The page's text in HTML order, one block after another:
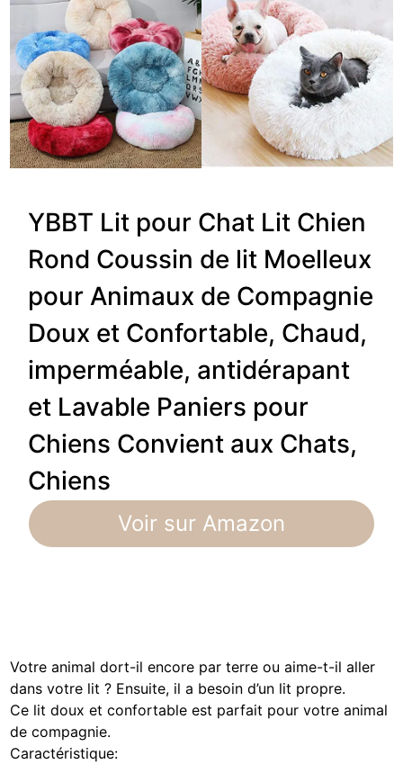
YBBT Lit pour Chat Lit Chien
Rond Coussin de lit Moelleux
pour Animaux de Compagnie
Doux et Confortable, Chaud,
imperméable, antidérapant
et Lavable Paniers pour
Chiens Convient aux Chats,
Chiens
Voir sur Amazon
Votre animal dort-il encore par terre ou aime-t-il aller
dans votre lit ? Ensuite, il a besoin d’un lit propre.
Ce lit doux et confortable est parfait pour votre animal
de compagnie.
Caractéristique: